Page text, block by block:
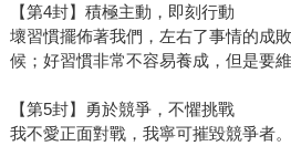
【第4封】積極主動，即刻行動
壞習慣擺佈著我們，左右了事情的成
候；好習慣非常不容易養成，但是要維
【第5封】勇於競爭，不懼挑戰
我不愛正面對戰，我寧可摧毀競爭者。